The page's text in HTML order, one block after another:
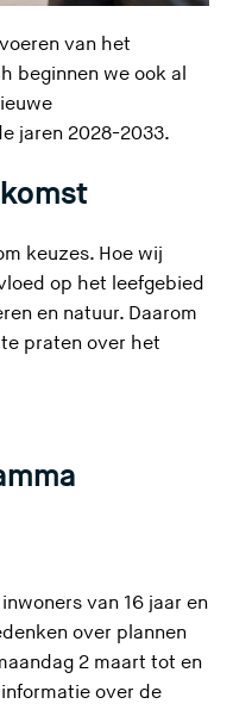
van het
beginnen we ook al
jaren 2028-2033.
keuzes. Hoe wij
op het leefgebied
en natuur. Daarom
praten over het
van 16 jaar en
over plannen
2 maart tot en
over de